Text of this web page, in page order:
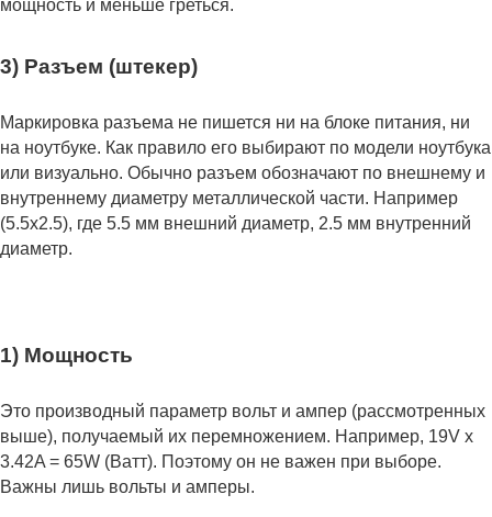
мощность и меньше греться.
3) Разъем (штекер)
Маркировка разъема не пишется ни на блоке питания, ни
на ноутбуке. Как правило его выбирают по модели ноутбука
или визуально. Обычно разъем обозначают по внешнему и
внутреннему диаметру металлической части. Например
(5.5x2.5), где 5.5 мм внешний диаметр, 2.5 мм внутренний
диаметр.
1) Мощность
Это производный параметр вольт и ампер (рассмотренных
выше), получаемый их перемножением. Например, 19V x
3.42A = 65W (Ватт). Поэтому он не важен при выборе.
Важны лишь вольты и амперы.